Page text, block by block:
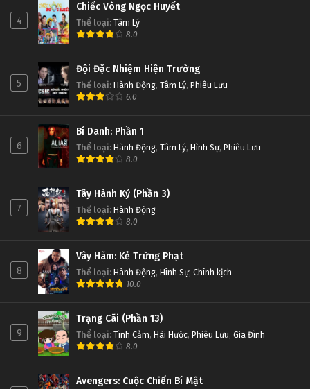
4
Chiếc Vòng Ngọc Huyết
Thể loại: Tâm Lý
8.0
5
Đội Đặc Nhiệm Hiện Trường
Thể loại: Hành Động, Tâm Lý, Phiêu Lưu
6.0
6
Bí Danh: Phần 1
Thể loại: Hành Động, Tâm Lý, Hình Sự, Phiêu Lưu
8.0
7
Tây Hành Kỷ (Phần 3)
Thể loại: Hành Động
8.0
8
Vây Hãm: Kẻ Trừng Phạt
Thể loại: Hành Động, Hình Sự, Chính kịch
10.0
9
Trạng Cãi (Phần 13)
Thể loại: Tình Cảm, Hài Hước, Phiêu Lưu, Gia Đình
8.0
Avengers: Cuộc Chiến Bí Mật